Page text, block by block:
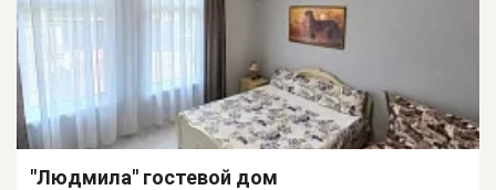
"Людмила" гостевой дом